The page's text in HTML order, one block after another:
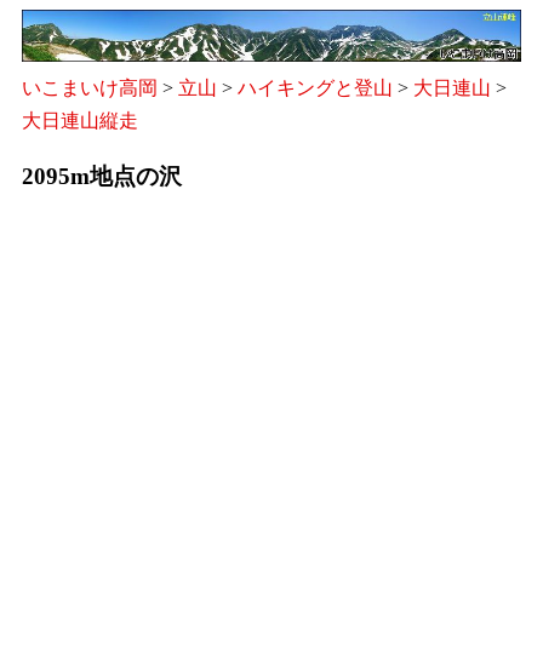
いこまいけ高岡 > 立山 > ハイキングと登山 > 大日連山 >
大日連山縦走
2095m地点の沢